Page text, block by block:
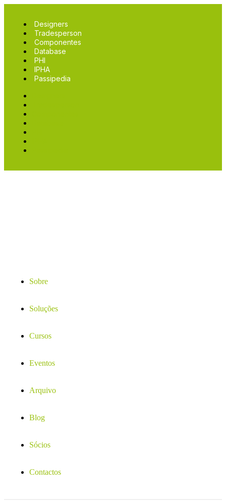
Designers
Tradesperson
Componentes
Database
PHI
IPHA
Passipedia
Sobre
Soluções
Cursos
Eventos
Arquivo
Blog
Sócios
Contactos